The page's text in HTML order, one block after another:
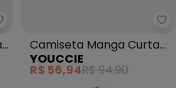
- Camiseta com
Camiseta Manga Curta
do Dino Skiclub (Off
White)
YOUCCIE
R$ 56,94R$ 94,90